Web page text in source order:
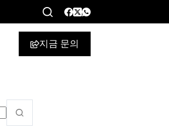
지금 문의